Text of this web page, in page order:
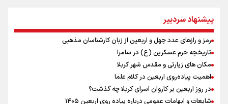
چه کسی باید قیمت‌ها را تعیین کند؟
بازگشت روان دو میلیون و هشتصد هزار زائر اربعین از مرزهای شش‌گانه
ایران آقای بلامنازع تنگه هرمز
وزیر خارجه مصر: رژیم اسراییل بدون تامین حقوق مشروع مردم فلسطین
امنیت نخواهد داشت
سرپرست خانوار
نشست وزیران خارجه مصر، ترکیه، پاکستان و عربستان با محوریت تحولات
پیشنهاد سردبیر
رمز و رازهای عدد چهل و اربعین از زبان کارشناسان مذهبی
تاریخچه حرم عسکرین (ع) در سامرا
مکان های زیارتی و مقدس شهر کربلا
اهمیت پیاده‌روی اربعین در کلام علما
در روز اربعین بر کاروان اسرای کربلا چه گذشت؟
شایعات و ابهامات عمومی درباره پیاده روی اربعین ۱۴۰۵